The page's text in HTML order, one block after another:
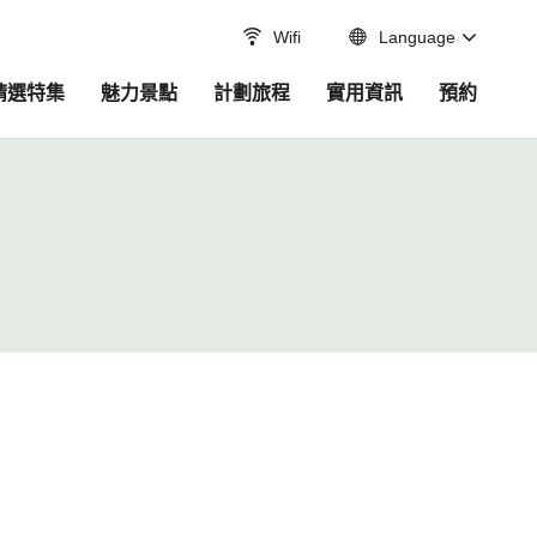
Wifi Language
選特集 魅力景點 計劃旅程 實用資訊 預約